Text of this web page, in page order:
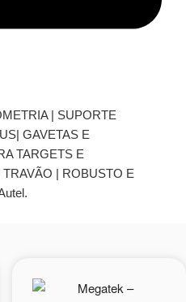
| SUPORTE
GAVETAS E
TARGETS E
| ROBUSTO E